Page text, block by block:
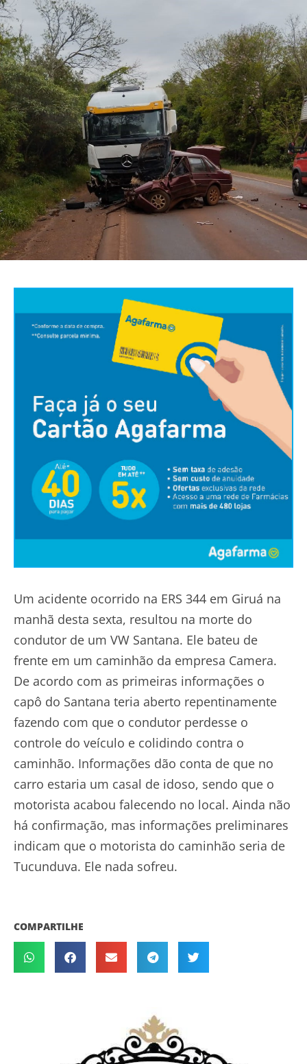
Um acidente ocorrido na ERS 344 em Giruá na
manhã desta sexta, resultou na morte do
condutor de um VW Santana. Ele bateu de
frente em um caminhão da empresa Camera.
De acordo com as primeiras informações o
capô do Santana teria aberto repentinamente
fazendo com que o condutor perdesse o
controle do veículo e colidindo contra o
caminhão. Informações dão conta de que no
carro estaria um casal de idoso, sendo que o
motorista acabou falecendo no local. Ainda não
há confirmação, mas informações preliminares
indicam que o motorista do caminhão seria de
Tucunduva. Ele nada sofreu.
COMPARTILHE